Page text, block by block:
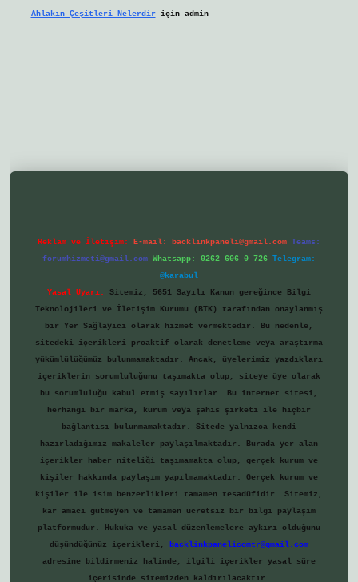
Ahlakın Çeşitleri Nelerdiriçin admin
Reklam ve İletişim: E-mail: backlinkpaneli@gmail.com Teams:
forumhizmeti@gmail.com Whatsapp: 0262 606 0 726 Telegram:
@karabul
Yasal Uyarı:
Sitemiz, 5651 Sayılı Kanun gereğince Bilgi
Teknolojileri ve İletişim Kurumu (BTK) tarafından onaylanmış
bir Yer Sağlayıcı olarak hizmet vermektedir. Bu nedenle,
sitedeki içerikleri proaktif olarak denetleme veya araştırma
yükümlülüğümüz bulunmamaktadır. Ancak, üyelerimiz yazdıkları
içeriklerin sorumluluğunu taşımakta olup, siteye üye olarak
bu sorumluluğu kabul etmiş sayılırlar. Bu internet sitesi,
herhangi bir marka, kurum veya şahıs şirketi ile hiçbir
bağlantısı bulunmamaktadır. Sitede yalnızca kendi
hazırladığımız makaleler paylaşılmaktadır. Burada yer alan
içerikler haber niteliği taşımamakta olup, gerçek kurum ve
kişiler hakkında paylaşım yapılmamaktadır. Gerçek kurum ve
kişiler ile isim benzerlikleri tamamen tesadüfidir. Sitemiz,
kar amacı gütmeyen ve tamamen ücretsiz bir bilgi paylaşım
platformudur. Hukuka ve yasal düzenlemelere aykırı olduğunu
düşündüğünüz içerikleri,
backlinkpanelicomtr@gmail.com
adresine bildirmeniz halinde, ilgili içerikler yasal süre
içerisinde sitemizden kaldırılacaktır.